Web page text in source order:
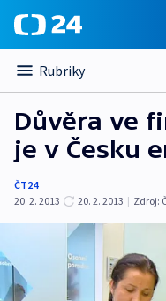
Rubriky
Důvěra ve
je v Česku
ČT24
20. 2. 2013
20. 2. 2013 | Zdroj: